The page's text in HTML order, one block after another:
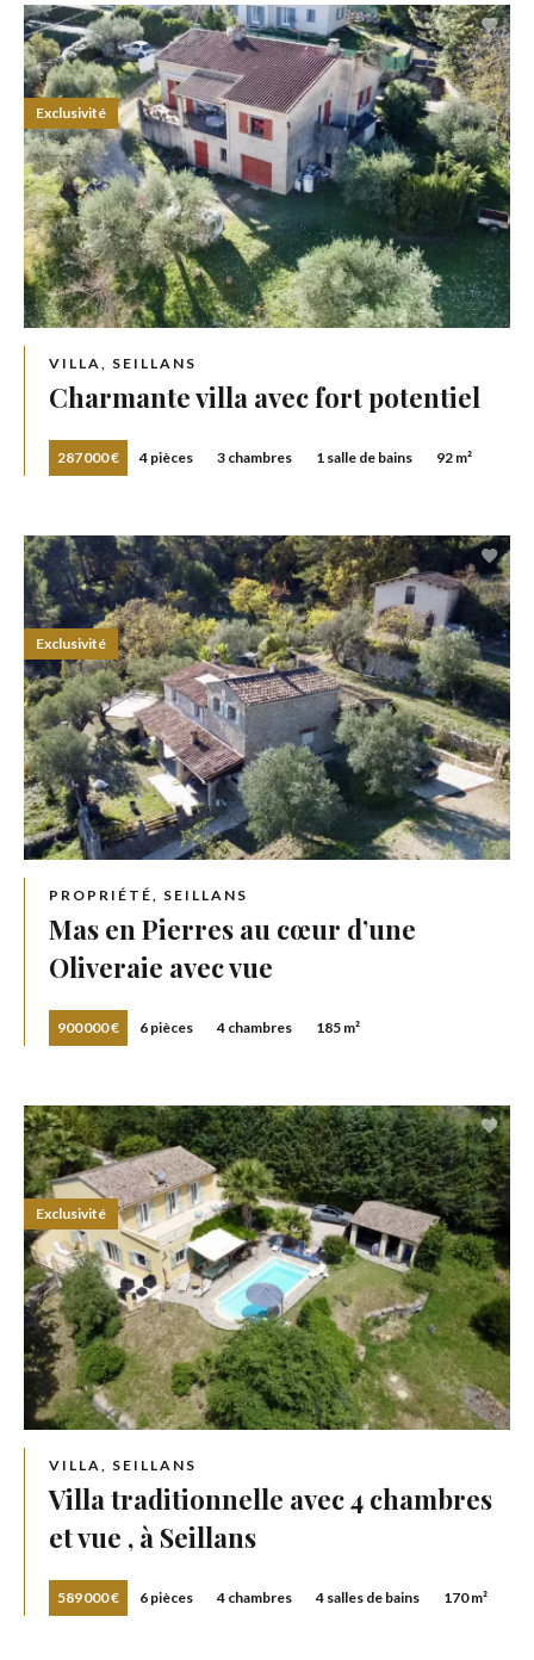
VILLA, SEILLANS
Charmante villa avec fort potentiel
287 000 € 4 pièces 3 chambres 1 salle de bains 92 m²
Exclusivité
PROPRIÉTÉ, SEILLANS
Mas en Pierres au cœur d’une
Oliveraie avec vue
900 000 € 6 pièces 4 chambres 185 m²
Exclusivité
VILLA, SEILLANS
Villa traditionnelle avec 4 chambres
et vue , à Seillans
589 000 € 6 pièces 4 chambres 4 salles de bains 170 m²
Exclusivité